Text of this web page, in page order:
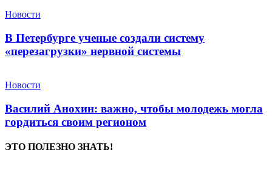
Новости
В Петербурге ученые создали систему
«перезагрузки» нервной системы
Новости
Василий Анохин: важно, чтобы молодежь могла
гордиться своим регионом
ЭТО ПОЛЕЗНО ЗНАТЬ!